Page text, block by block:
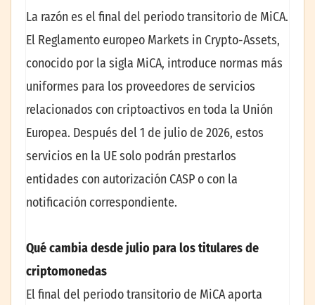
La razón es el final del periodo transitorio de MiCA.
El Reglamento europeo Markets in Crypto-Assets,
conocido por la sigla MiCA, introduce normas más
uniformes para los proveedores de servicios
relacionados con criptoactivos en toda la Unión
Europea. Después del 1 de julio de 2026, estos
servicios en la UE solo podrán prestarlos
entidades con autorización CASP o con la
notificación correspondiente.
Qué cambia desde julio para los titulares de
criptomonedas
El final del periodo transitorio de MiCA aporta